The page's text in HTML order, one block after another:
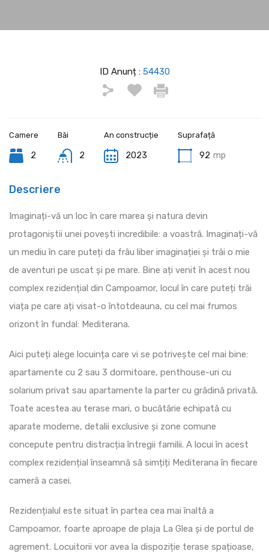
ID Anunț : 54430
Camere
2
Băi
2
An construcție
2023
Suprafață
92 mp
Descriere
Imaginați-vă un loc în care marea și natura devin
protagoniștii unei povești incredibile: a voastră. Imaginați-vă
un mediu în care puteți da frâu liber imaginației și trăi o mie
de aventuri pe uscat și pe mare. Bine ați venit în acest nou
complex rezidențial din Campoamor, locul în care puteți trăi
viața pe care ați visat-o întotdeauna, cu cel mai frumos
orizont în fundal: Mediterana.
Aici puteți alege locuința care vi se potrivește cel mai bine:
apartamente cu 2 sau 3 dormitoare, penthouse-uri cu
solarium privat sau apartamente la parter cu grădină privată.
Toate acestea au terase mari, o bucătărie echipată cu
aparate moderne, detalii exclusive și zone comune
concepute pentru distracția întregii familii. A locui în acest
complex rezidențial înseamnă să simțiți Mediterana în fiecare
cameră a casei.
Rezidențialul este situat în partea cea mai înaltă a
Campoamor, foarte aproape de plaja La Glea și de portul de
agrement. Locuitorii vor avea la dispoziție terase spațioase,